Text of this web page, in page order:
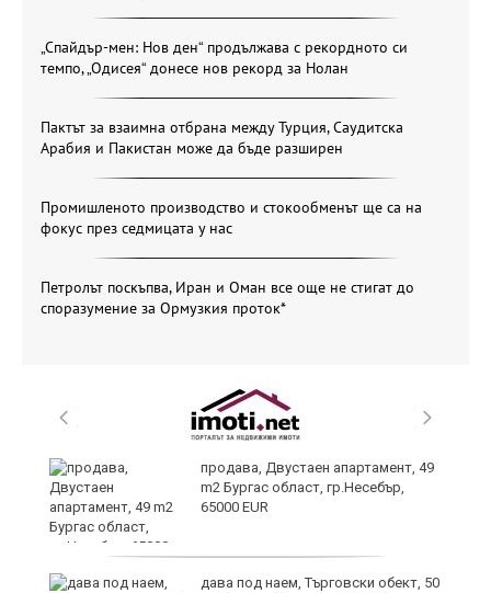
„Спайдър-мен: Нов ден“ продължава с рекордното си
темпо, „Одисея“ донесе нов рекорд за Нолан
Пактът за взаимна отбрана между Турция, Саудитска
Арабия и Пакистан може да бъде разширен
Промишленото производство и стокообменът ще са на
фокус през седмицата у нас
Петролът поскъпва, Иран и Оман все още не стигат до
споразумение за Ормузкия проток*
продава, Двустаен апартамент, 49
m2 Бургас област, гр.Несебър,
65000 EUR
дава под наем, Търговски обект, 50